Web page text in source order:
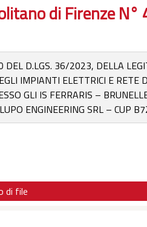
di Firenze
DEL D.LGS. 36/2023, DELLA
IMPIANTI ELETTRICI E RETE
GLI IS FERRARIS –
ENGINEERING SRL – CUP
di file